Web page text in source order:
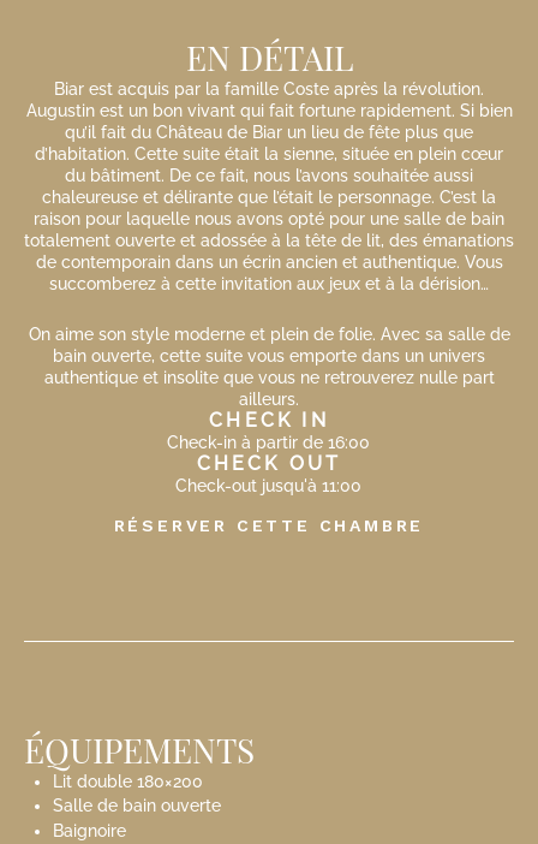
EN DÉTAIL
Biar est acquis par la famille Coste après la révolution.
Augustin est un bon vivant qui fait fortune rapidement. Si bien
qu’il fait du Château de Biar un lieu de fête plus que
d’habitation. Cette suite était la sienne, située en plein cœur
du bâtiment. De ce fait, nous l’avons souhaitée aussi
chaleureuse et délirante que l’était le personnage. C’est la
raison pour laquelle nous avons opté pour une salle de bain
totalement ouverte et adossée à la tête de lit, des émanations
de contemporain dans un écrin ancien et authentique. Vous
succomberez à cette invitation aux jeux et à la dérision…
On aime son style moderne et plein de folie. Avec sa salle de
bain ouverte, cette suite vous emporte dans un univers
authentique et insolite que vous ne retrouverez nulle part
ailleurs.
RÉSERVER CETTE CHAMBRE
CHECK IN
Check-in à partir de 16:00
CHECK OUT
Check-out jusqu'à 11:00
ÉQUIPEMENTS
Lit double 180×200
Salle de bain ouverte
Baignoire